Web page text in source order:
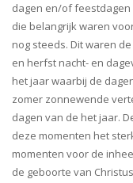
dagen en/of feestdagen
die belangrijk waren
nog steeds. Dit waren
en herfst nacht- en
het jaar waarbij de
zomer zonnewende
dagen van de het jaar.
deze momenten het
momenten voor de
de geboorte van